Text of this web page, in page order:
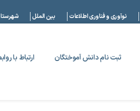
نوآوری و فناوری اطلاعات بین الملل
ثبت نام دانش آموختگان
ارتباط با